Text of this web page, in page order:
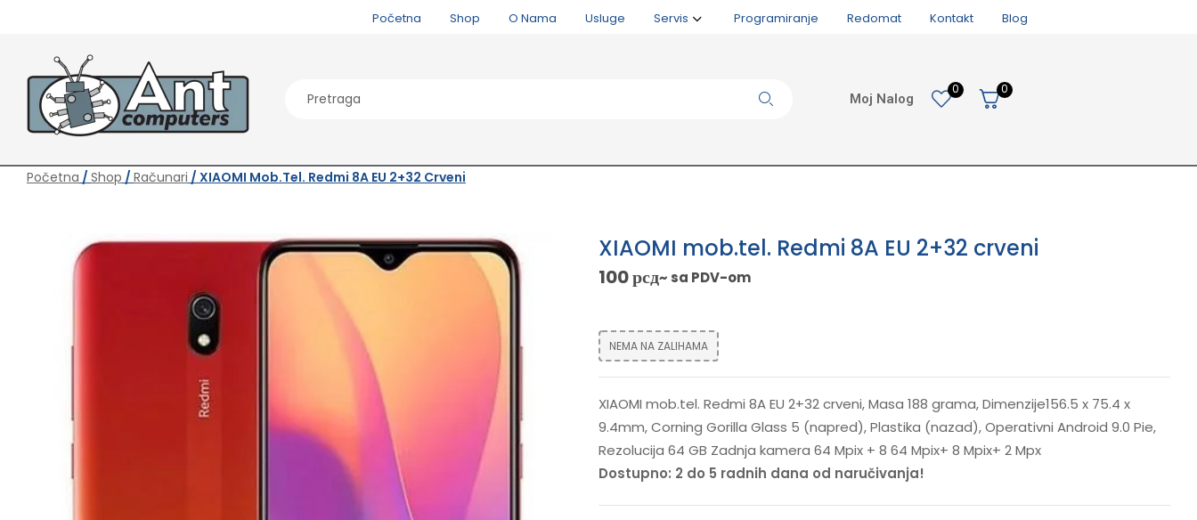
Početna Shop O Nama Usluge Servis Programiranje Redomat Kontakt Blog
Moj Nalog
0 0
Početna / Shop / Računari / XIAOMI Mob.tel. Redmi 8A EU 2+32 Crveni
XIAOMI mob.tel. Redmi 8A EU 2+32 crveni
100рсд~ sa PDV-om
NEMA NA ZALIHAMA
XIAOMI mob.tel. Redmi 8A EU 2+32 crveni, Masa 188 grama, Dimenzije156.5 x 75.4 x
9.4mm, Corning Gorilla Glass 5 (napred), Plastika (nazad), Operativni Android 9.0 Pie,
Rezolucija 64 GB Zadnja kamera 64 Mpix + 8 64 Mpix+ 8 Mpix+ 2 Mpx
Dostupno: 2 do 5 radnih dana od naručivanja!